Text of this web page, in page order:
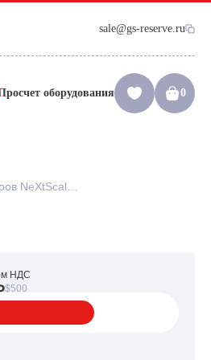
sale@gs-reserve.ru
оборудования 0
НДС
$500